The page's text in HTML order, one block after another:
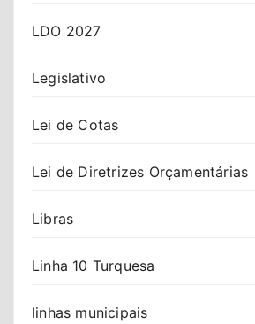
LDO 2027
Legislativo
Lei de Cotas
Lei de Diretrizes Orçamentárias
Libras
Linha 10 Turquesa
linhas municipais